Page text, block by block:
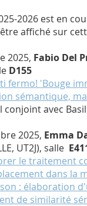
2026 est en
affiché sur
2025, Fabio Del
D155
fermo! 'Bouge
sémantique,
conjoint avec
2025, Emma
UT2J), salle
le traitement
dans la
: élaboration
de similarité